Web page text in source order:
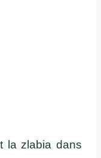
la zlabia dans